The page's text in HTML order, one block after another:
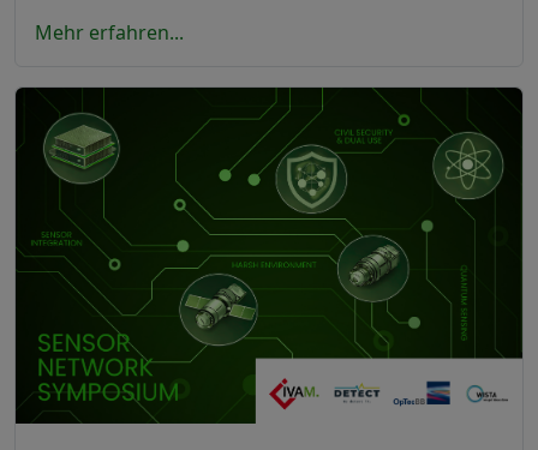
Mehr erfahren...